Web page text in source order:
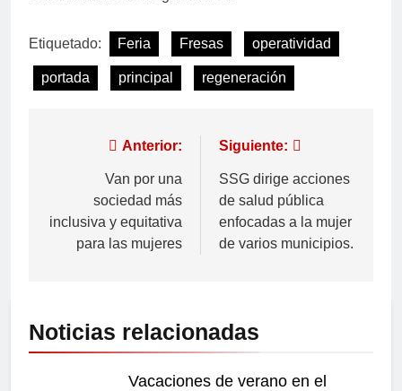
Etiquetado: Feria Fresas operatividad
portada principal regeneración
Anterior:
Van por una
sociedad más
inclusiva y equitativa
para las mujeres
Siguiente:
SSG dirige acciones
de salud pública
enfocadas a la mujer
de varios municipios.
Noticias relacionadas
Vacaciones de verano en el